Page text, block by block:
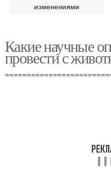
изменениями
Опыты с птицами
Какие научные
провести с